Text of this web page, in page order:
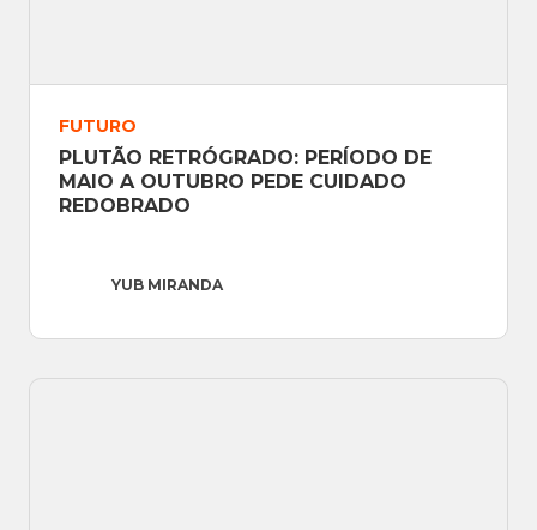
FUTURO
PLUTÃO RETRÓGRADO: PERÍODO DE
MAIO A OUTUBRO PEDE CUIDADO
REDOBRADO
YUB MIRANDA